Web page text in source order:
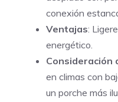
conexión
Ventajas:
energético.
Consideración
en climas con
un porche más